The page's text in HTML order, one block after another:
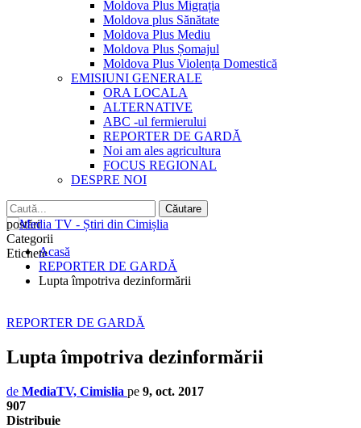
Moldova Plus Migrația
Moldova plus Sănătate
Moldova Plus Mediu
Moldova Plus Șomajul
Moldova Plus Violența Domestică
EMISIUNI GENERALE
ORA LOCALA
ALTERNATIVE
ABC -ul fermierului
REPORTER DE GARDĂ
Noi am ales agricultura
FOCUS REGIONAL
DESPRE NOI
postări
Categorii
EticheteAcasă
REPORTER DE GARDĂ
Lupta împotriva dezinformării
REPORTER DE GARDĂ
Lupta împotriva dezinformării
de MediaTV, Cimislia pe 9, oct. 2017
907
Distribuie